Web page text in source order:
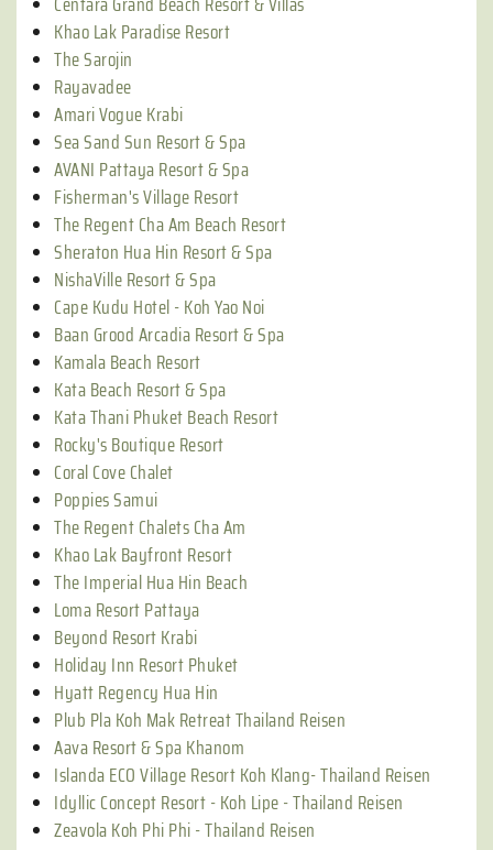
Khao Lak Paradise Resort
The Sarojin
Rayavadee
Amari Vogue Krabi
Sea Sand Sun Resort & Spa
AVANI Pattaya Resort & Spa
Fisherman's Village Resort
The Regent Cha Am Beach Resort
Sheraton Hua Hin Resort & Spa
NishaVille Resort & Spa
Cape Kudu Hotel - Koh Yao Noi
Baan Grood Arcadia Resort & Spa
Kamala Beach Resort
Kata Beach Resort & Spa
Kata Thani Phuket Beach Resort
Rocky's Boutique Resort
Coral Cove Chalet
Poppies Samui
The Regent Chalets Cha Am
Khao Lak Bayfront Resort
The Imperial Hua Hin Beach
Loma Resort Pattaya
Beyond Resort Krabi
Holiday Inn Resort Phuket
Hyatt Regency Hua Hin
Plub Pla Koh Mak Retreat Thailand Reisen
Aava Resort & Spa Khanom
Islanda ECO Village Resort Koh Klang- Thailand Reisen
Idyllic Concept Resort - Koh Lipe - Thailand Reisen
Zeavola Koh Phi Phi - Thailand Reisen